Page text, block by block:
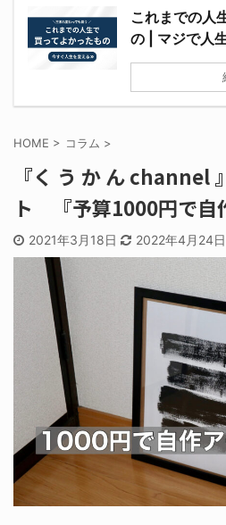
これまでの人
の | マジで人
HOME > コラム >
『く う か ん channel
ト 『予算1000円で自
2021年3月18日 2022年4月24日